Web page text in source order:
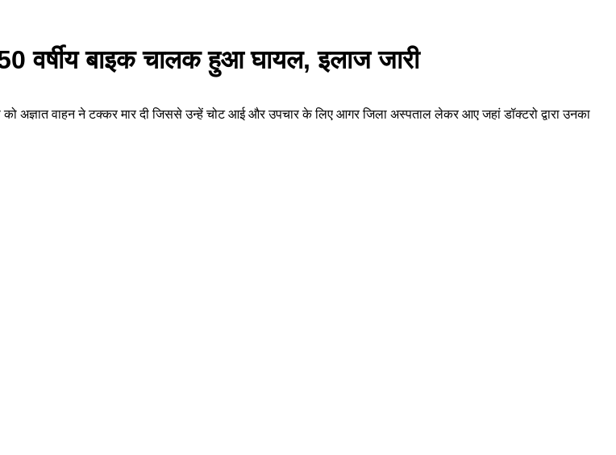
वर्षीय बाइक चालक हुआ घायल, इलाज जारी
को अज्ञात वाहन ने टक्कर मार दी जिससे उन्हें चोट आई और उपचार के लिए आगर जिला अस्पताल लेकर आए जहां डॉक्टरो द्वारा उनका